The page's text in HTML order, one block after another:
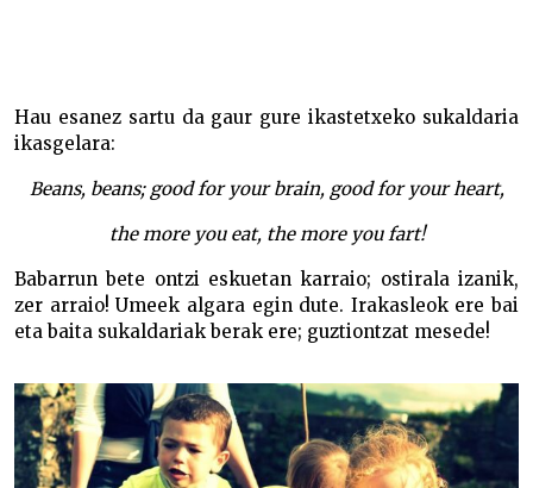
Hau esanez sartu da gaur gure ikastetxeko sukaldaria
ikasgelara:
Beans, beans; good for your brain, good for your heart,
the more you eat, the more you fart!
Babarrun bete ontzi eskuetan karraio; ostirala izanik,
zer arraio! Umeek algara egin dute. Irakasleok ere bai
eta baita sukaldariak berak ere; guztiontzat mesede!